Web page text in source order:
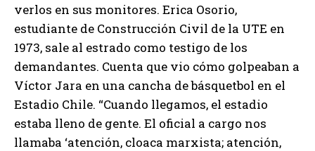
verlos en sus monitores. Erica Osorio,
estudiante de Construcción Civil de la UTE en
1973, sale al estrado como testigo de los
demandantes. Cuenta que vio cómo golpeaban a
Víctor Jara en una cancha de básquetbol en el
Estadio Chile. “Cuando llegamos, el estadio
estaba lleno de gente. El oficial a cargo nos
llamaba ‘atención, cloaca marxista; atención,